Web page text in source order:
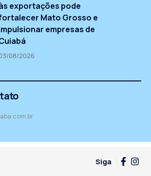
exportações pode
Mato Grosso e
empresas de
08/2026
Siga